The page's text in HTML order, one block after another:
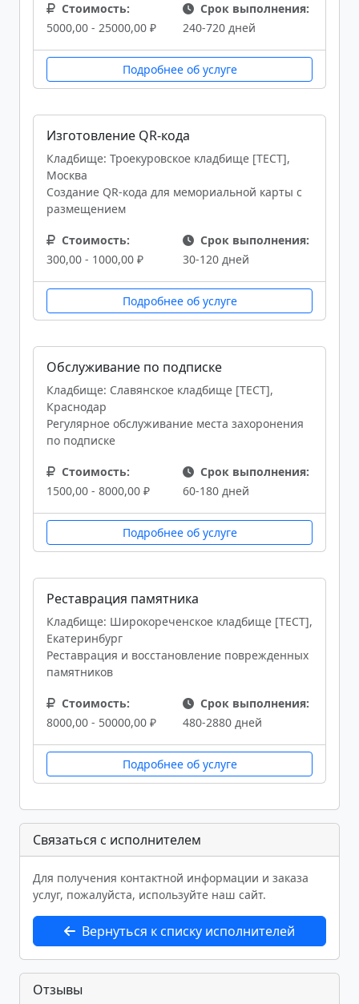
Стоимость:
5000,00 - 25000,00 ₽
Срок выполнения:
240-720 дней
Подробнее об услуге
Изготовление QR-кода
Кладбище: Троекуровское кладбище [ТЕСТ],
Москва
Создание QR-кода для мемориальной карты с
размещением
Стоимость:
300,00 - 1000,00 ₽
Срок выполнения:
30-120 дней
Подробнее об услуге
Обслуживание по подписке
Кладбище: Славянское кладбище [ТЕСТ],
Краснодар
Регулярное обслуживание места захоронения
по подписке
Стоимость:
1500,00 - 8000,00 ₽
Срок выполнения:
60-180 дней
Подробнее об услуге
Реставрация памятника
Кладбище: Широкореченское кладбище [ТЕСТ],
Екатеринбург
Реставрация и восстановление поврежденных
памятников
Стоимость:
8000,00 - 50000,00 ₽
Срок выполнения:
480-2880 дней
Подробнее об услуге
Связаться с исполнителем
Для получения контактной информации и заказа
услуг, пожалуйста, используйте наш сайт.
Вернуться к списку исполнителей
Отзывы